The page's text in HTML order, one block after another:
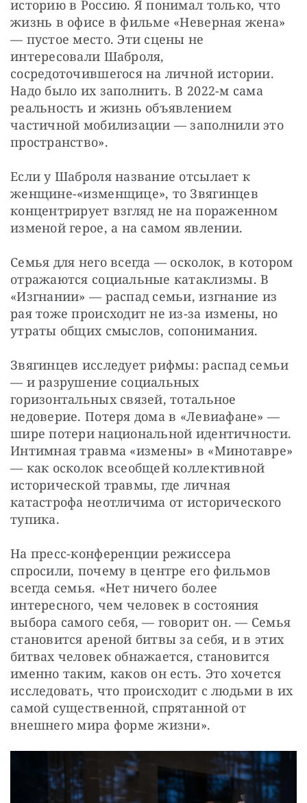
историю в Россию. Я понимал только, что
жизнь в офисе в фильме «Неверная жена»
— пустое место. Эти сцены не
интересовали Шаброля,
сосредоточившегося на личной истории.
Надо было их заполнить. В 2022-м сама
реальность и жизнь объявлением
частичной мобилизации — заполнили это
пространство».
Если у Шаброля название отсылает к
женщине-«изменщице», то Звягинцев
концентрирует взгляд не на пораженном
изменой герое, а на самом явлении.
Семья для него всегда — осколок, в котором
отражаются социальные катаклизмы. В
«Изгнании» — распад семьи, изгнание из
рая тоже происходит не из-за измены, но
утраты общих смыслов, сопонимания.
Звягинцев исследует рифмы: распад семьи
— и разрушение социальных
горизонтальных связей, тотальное
недоверие. Потеря дома в «Левиафане» —
шире потери национальной идентичности.
Интимная травма «измены» в «Минотавре»
— как осколок всеобщей коллективной
исторической травмы, где личная
катастрофа неотличима от исторического
тупика.
На пресс-конференции режиссера
спросили, почему в центре его фильмов
всегда семья. «Нет ничего более
интересного, чем человек в состояния
выбора самого себя, — говорит он. — Семья
становится ареной битвы за себя, и в этих
битвах человек обнажается, становится
именно таким, каков он есть. Это хочется
исследовать, что происходит с людьми в их
самой существенной, спрятанной от
внешнего мира форме жизни».